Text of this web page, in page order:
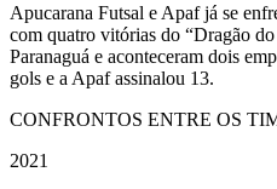
Apucarana Futsal e Apaf já se
com quatro vitórias do “Dragão
Paranaguá e aconteceram dois
gols e a Apaf assinalou 13.
CONFRONTOS ENTRE OS
2021